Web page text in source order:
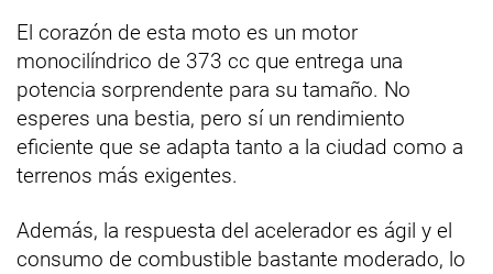
El corazón de esta moto es un motor
monocilíndrico de 373 cc que entrega una
potencia sorprendente para su tamaño. No
esperes una bestia, pero sí un rendimiento
eficiente que se adapta tanto a la ciudad como a
terrenos más exigentes.
Además, la respuesta del acelerador es ágil y el
consumo de combustible bastante moderado, lo